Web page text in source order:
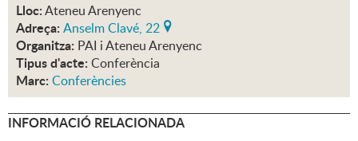
Lloc:Ateneu Arenyenc
Adreça: Anselm Clavé, 22
Organitza: PAI i Ateneu Arenyenc
Tipus d'acte: Conferència
Marc: Conferències
INFORMACIÓ RELACIONADA